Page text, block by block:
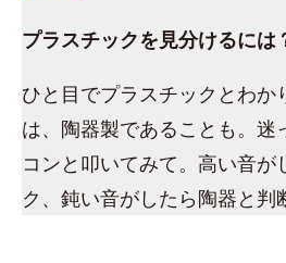
プラスチックを見分けるには
ひと目でプラスチックとわか
は、陶器製であることも。迷
コンと叩いてみて。高い音が
ク、鈍い音がしたら陶器と判